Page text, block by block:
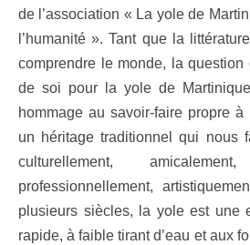
de l’association « La yole de
l’humanité ». Tant que la
comprendre le monde, la
de soi pour la yole de
hommage au savoir-faire propre
un héritage traditionnel qui nous
culturellement, amicalement,
professionnellement,
plusieurs siècles, la yole est une
rapide, à faible tirant d’eau et aux